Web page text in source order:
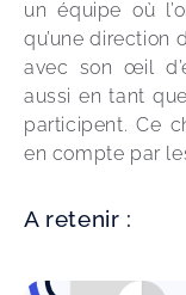
un équipe où
qu’une direction
avec son œil
aussi en tant
participent. Ce
en compte par
A retenir :